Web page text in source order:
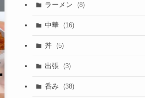
ラーメン (8)
中華 (16)
丼 (5)
出張 (3)
呑み (38)